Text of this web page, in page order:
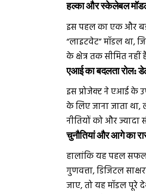
हल्का और स्केलेबल
इस पहल का एक और
“लाइटवेट” मॉडल था,
के क्षेत्र तक सीमित नहीं
एआई का बदलता रोल:
इस प्रोजेक्ट ने एआई के
के लिए जाना जाता
नीतियों को और
चुनौतियां और आगे का
हालांकि यह पहल
गुणवत्ता, डिजिटल
जाए, तो यह मॉडल पूरे